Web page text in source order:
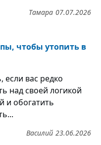
07.07.2026
Тамара
чтобы утопить в
если вас редко
над своей логикой
и обогатить
23.06.2026
Василий